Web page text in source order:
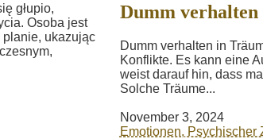
Dumm verhalten
Dumm verhalten in
Konflikte. Es kann eine
weist darauf hin, dass
Solche Träume...
November 3, 2024
Emotionen, Psychischer